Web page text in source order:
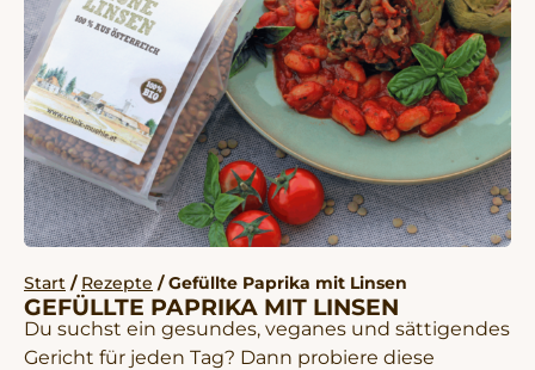
Start / Rezepte / Gefüllte Paprika mit Linsen
GEFÜLLTE PAPRIKA MIT LINSEN
Du suchst ein gesundes, veganes und sättigendes
Gericht für jeden Tag? Dann probiere diese